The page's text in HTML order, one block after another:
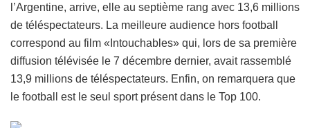
l’Argentine, arrive, elle au septième rang avec 13,6 millions
de téléspectateurs. La meilleure audience hors football
correspond au film «Intouchables» qui, lors de sa première
diffusion télévisée le 7 décembre dernier, avait rassemblé
13,9 millions de téléspectateurs. Enfin, on remarquera que
le football est le seul sport présent dans le Top 100.